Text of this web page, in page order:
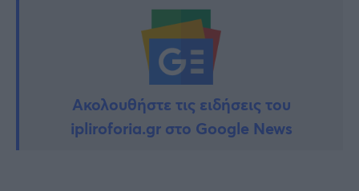
Ακολουθήστε τις ειδήσεις του
ipliroforia.gr στο Google News